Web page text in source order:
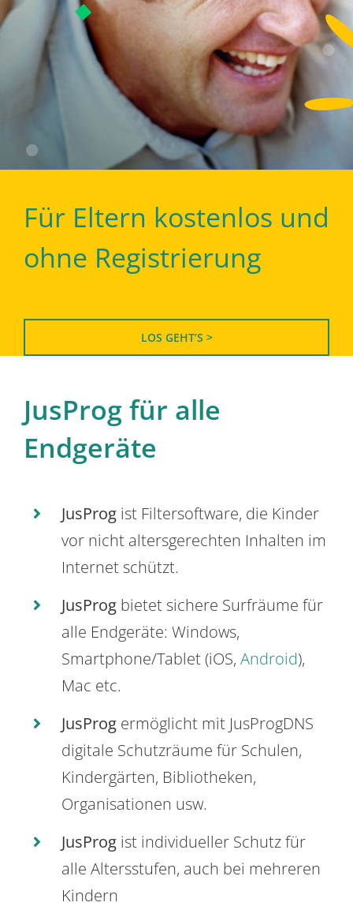
Für Eltern kostenlos und
ohne Registrierung
LOS GEHT’S >
JusProg für alle
Endgeräte
JusProg ist Filtersoftware, die Kinder
vor nicht altersgerechten Inhalten im
Internet schützt.
JusProg bietet sichere Surfräume für
alle Endgeräte: Windows,
Smartphone/Tablet (iOS, Android),
Mac etc.
JusProg ermöglicht mit JusProgDNS
digitale Schutzräume für Schulen,
Kindergärten, Bibliotheken,
Organisationen usw.
JusProg ist individueller Schutz für
alle Altersstufen, auch bei mehreren
Kindern